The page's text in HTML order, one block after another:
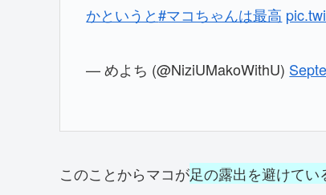
かというと#マコちゃんは最高
— めよち (@NiziUMakoWithU)
このことからマコが足の露出を避けて